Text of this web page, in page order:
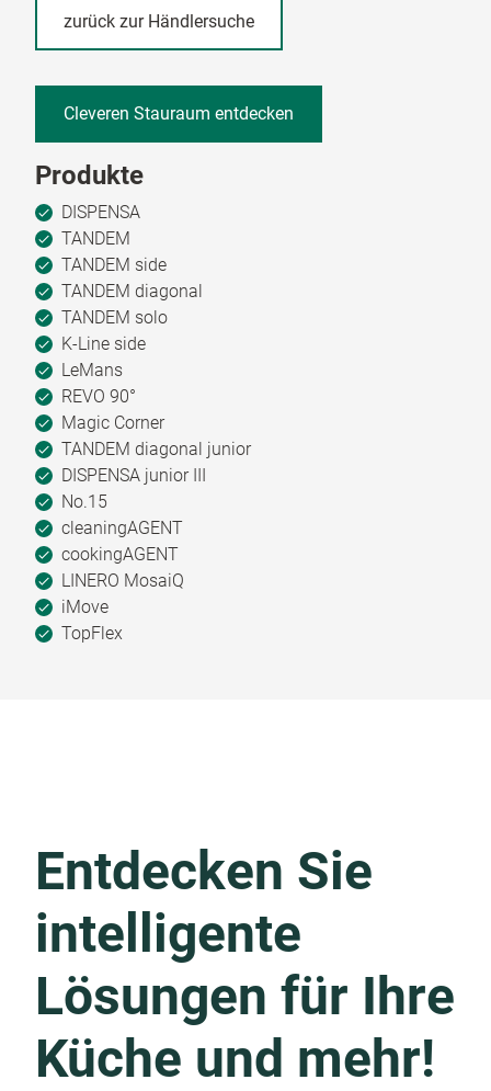
zurück zur Händlersuche
Cleveren Stauraum entdecken
Produkte
DISPENSA
TANDEM
TANDEM side
TANDEM diagonal
TANDEM solo
K-Line side
LeMans
REVO 90°
Magic Corner
TANDEM diagonal junior
DISPENSA junior III
No.15
cleaningAGENT
cookingAGENT
LINERO MosaiQ
iMove
TopFlex
Entdecken Sie
intelligente
Lösungen für Ihre
Küche und mehr!